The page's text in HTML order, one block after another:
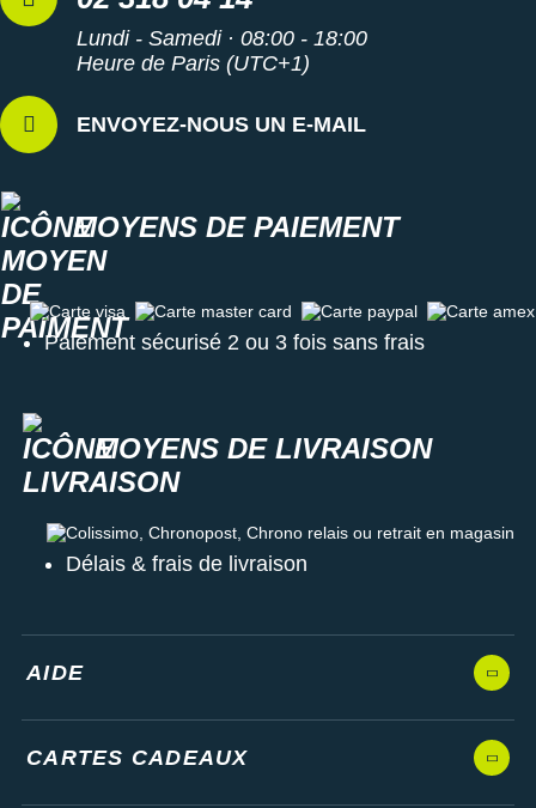
Lundi - Samedi · 08:00 - 18:00
Heure de Paris (UTC+1)
ENVOYEZ-NOUS UN E-MAIL
MOYENS DE PAIEMENT
Carte visa Carte master card Carte paypal Carte amex
Paiement sécurisé 2 ou 3 fois sans frais
MOYENS DE LIVRAISON
Colissimo, Chronopost, Chrono relais ou retrait en magasin
Délais & frais de livraison
AIDE
CARTES CADEAUX